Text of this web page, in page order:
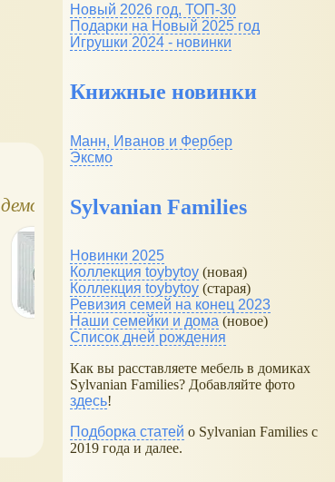
демонстрационные
отличников
Новый 2026 год, ТОП-30
Подарки на Новый 2025 год
Игрушки 2024 - новинки
Книжные новинки
Манн, Иванов и Фербер
Эксмо
Sylvanian Families
Новинки 2025
Коллекция toybytoy (новая)
Коллекция toybytoy (старая)
Ревизия семей на конец 2023
Наши семейки и дома (новое)
Список дней рождения
Как вы расставляете мебель в домиках
Sylvanian Families? Добавляйте фото
здесь!
Подборка статей о Sylvanian Families с
2019 года и далее.